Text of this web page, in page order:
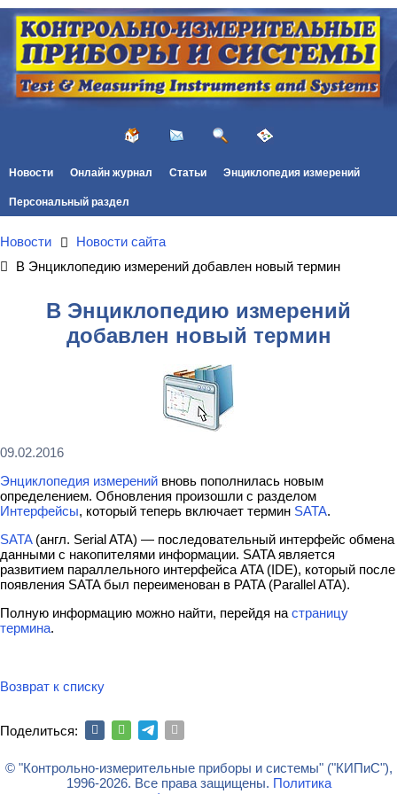
Новости Онлайн журнал Статьи Энциклопедия измерений
Персональный раздел
Новости
Новости сайта
В Энциклопедию измерений добавлен новый термин
В Энциклопедию измерений
добавлен новый термин
09.02.2016
Энциклопедия измерений вновь пополнилась новым
определением. Обновления произошли с разделом
Интерфейсы, который теперь включает термин SATA.
SATA(англ. Serial ATA) — последовательный интерфейс обмена
данными с накопителями информации. SATA является
развитием параллельного интерфейса ATA (IDE), который после
появления SATA был переименован в PATA (Parallel ATA).
Полную информацию можно найти, перейдя на страницу
термина.
Возврат к списку
Поделиться:
© "Контрольно-измерительные приборы и системы" ("КИПиС"),
1996-2026. Все права защищены. Политика